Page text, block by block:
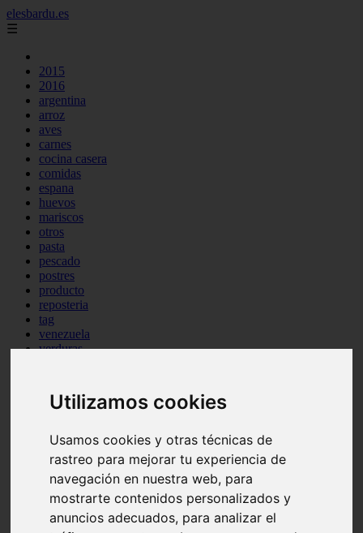
Utilizamos cookies
Usamos cookies y otras técnicas de
rastreo para mejorar tu experiencia de
navegación en nuestra web, para
mostrarte contenidos personalizados y
anuncios adecuados, para analizar el
elesbardu.es
☰
2015
2016
argentina
arroz
aves
carnes
cocina casera
comidas
espana
huevos
mariscos
otros
pasta
pescado
postres
producto
reposteria
tag
venezuela
verduras
Teruel - sarrión
Cádiz - algodonales
Madrid - madrid
Asturias - oviedo
Cádiz - el-puerto-de-santa-maría
Asturias - aller
álava - vitoria-gasteiz